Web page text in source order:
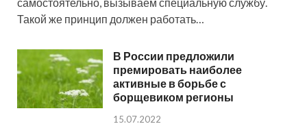
Такой же принцип должен работать…
В России предложили
премировать наиболее
активные в борьбе с
борщевиком регионы
15.07.2022